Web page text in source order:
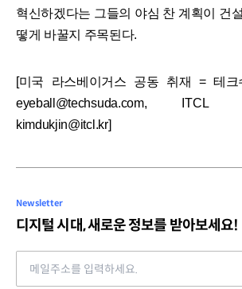
혁신하겠다는 그들의 야심 찬 계획이 건
떻게 바꿀지 주목된다.
[미국 라스베이거스 공동 취재 = 테
eyeball@techsuda.com,
kimdukjin@itcl.kr]
Newsletter
디지털 시대, 새로운 정보를 받아보세요!